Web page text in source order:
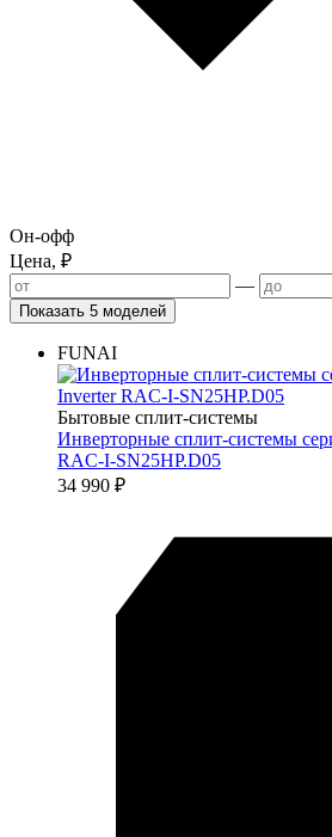
Он-офф
Цена, ₽
—
Показать 5 моделей
FUNAI
Бытовые сплит-системы
Инверторные сплит-системы
RAC-I-SN25HP.D05
34 990 ₽